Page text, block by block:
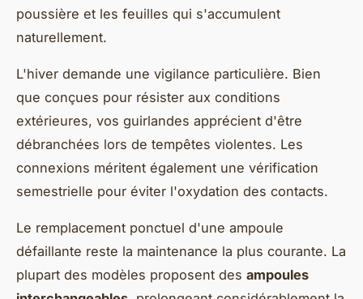
poussière et les feuilles qui s'accumulent
naturellement.
L'hiver demande une vigilance particulière. Bien
que conçues pour résister aux conditions
extérieures, vos guirlandes apprécient d'être
débranchées lors de tempêtes violentes. Les
connexions méritent également une vérification
semestrielle pour éviter l'oxydation des contacts.
Le remplacement ponctuel d'une ampoule
défaillante reste la maintenance la plus courante. La
plupart des modèles proposent des ampoules